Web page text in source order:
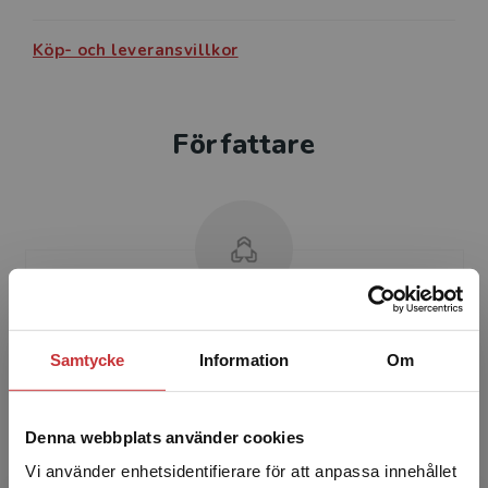
Samtycke Information Om
Denna webbplats använder cookies
Vi använder enhetsidentifierare för att anpassa innehållet
Köp- och leveransvillkor
Författare
Kennet Fröjd
Kennet Fröjd har under mer än 30 år arbetat
evidensbaserade lärstrategier. Han har sin
främsta speci...